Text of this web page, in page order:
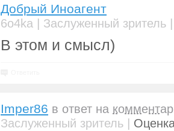
Добрый Иноагент
6o4ka | Заслуженный зритель
В этом и смысл)
Imper86 в ответ на
Заслуженный зритель |